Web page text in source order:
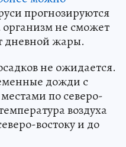
прогнозируются
не сможет
дневной жары.
не ожидается.
дожди с
по северо-
воздуха
востоку и до